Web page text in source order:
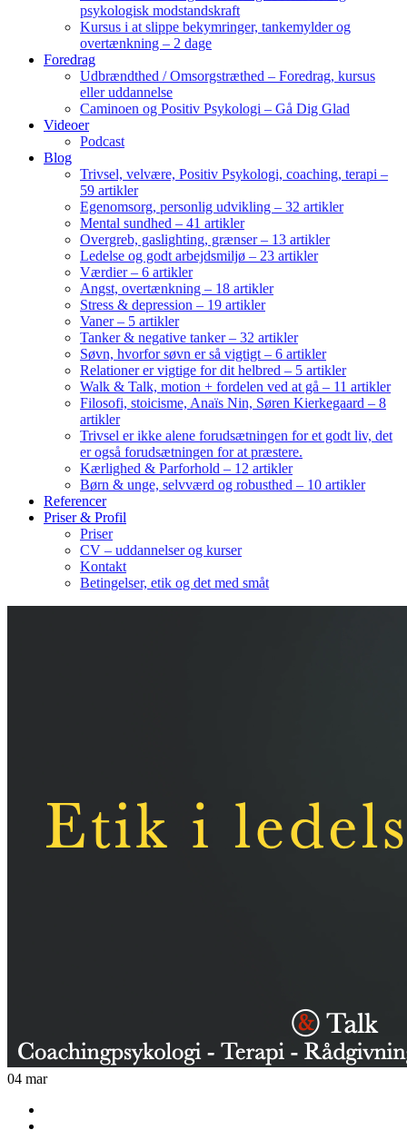
psykologisk modstandskraft
Kursus i at slippe bekymringer, tankemylder og
overtænkning – 2 dage
Foredrag
Udbrændthed / Omsorgstræthed – Foredrag, kursus
eller uddannelse
Caminoen og Positiv Psykologi – Gå Dig Glad
Videoer
Podcast
Blog
Trivsel, velvære, Positiv Psykologi, coaching, terapi –
59 artikler
Egenomsorg, personlig udvikling – 32 artikler
Mental sundhed – 41 artikler
Overgreb, gaslighting, grænser – 13 artikler
Ledelse og godt arbejdsmiljø – 23 artikler
Værdier – 6 artikler
Angst, overtænkning – 18 artikler
Stress & depression – 19 artikler
Vaner – 5 artikler
Tanker & negative tanker – 32 artikler
Søvn, hvorfor søvn er så vigtigt – 6 artikler
Relationer er vigtige for dit helbred – 5 artikler
Walk & Talk, motion + fordelen ved at gå – 11 artikler
Filosofi, stoicisme, Anaïs Nin, Søren Kierkegaard – 8
artikler
Trivsel er ikke alene forudsætningen for et godt liv, det
er også forudsætningen for at præstere.
Kærlighed & Parforhold – 12 artikler
Børn & unge, selvværd og robusthed – 10 artikler
Referencer
Priser & Profil
Priser
CV – uddannelser og kurser
Kontakt
Betingelser, etik og det med småt
04 mar